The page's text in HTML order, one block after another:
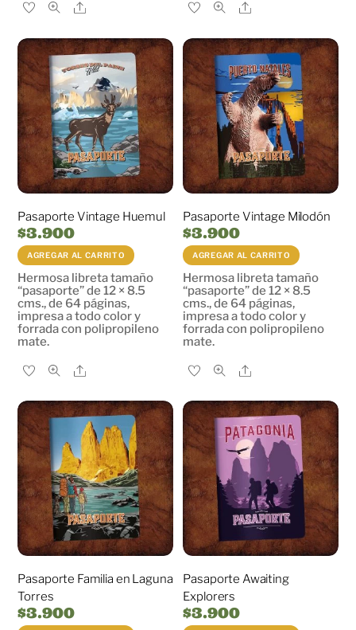
Share Share
Pasaporte Vintage Huemul
$3.900
AGREGAR AL CARRITO
Hermosa libreta tamaño
“pasaporte” de 12 × 8.5
cms., de 64 páginas,
impresa a todo color y
forrada con polipropileno
mate.
Share
Pasaporte Vintage Milodón
$3.900
AGREGAR AL CARRITO
Hermosa libreta tamaño
“pasaporte” de 12 × 8.5
cms., de 64 páginas,
impresa a todo color y
forrada con polipropileno
mate.
Share
Pasaporte Familia en Laguna
Torres
$3.900
Pasaporte Awaiting
Explorers
$3.900